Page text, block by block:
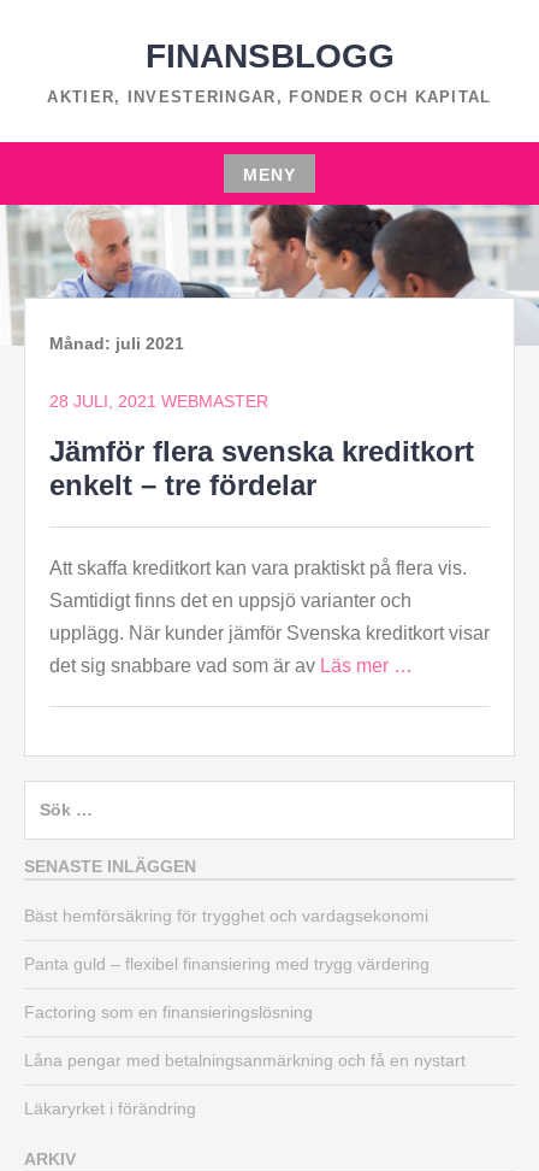
FINANSBLOGG
AKTIER, INVESTERINGAR, FONDER OCH KAPITAL
MENY
Hoppa
innehåll
Månad: juli 2021
28 JULI, 2021 WEBMASTER
Jämför flera svenska kreditkort
enkelt – tre fördelar
Att skaffa kreditkort kan vara praktiskt på flera vis.
Samtidigt finns det en uppsjö varianter och
upplägg. När kunder jämför Svenska kreditkort visar
det sig snabbare vad som är av Läs mer …
SENASTE INLÄGGEN
Bäst hemförsäkring för trygghet och vardagsekonomi
Panta guld – flexibel finansiering med trygg värdering
Factoring som en finansieringslösning
Låna pengar med betalningsanmärkning och få en nystart
Läkaryrket i förändring
ARKIV